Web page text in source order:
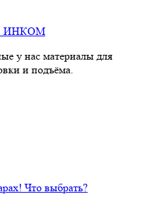
ИНКОМ
у нас материалы для
и подъёма.
Что выбрать?